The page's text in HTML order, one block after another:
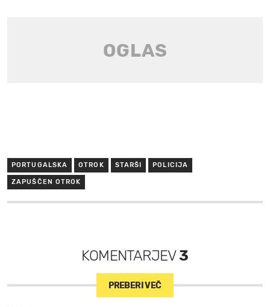
PORTUGALSKA OTROK STARŠI POLICIJA
ZAPUŠČEN OTROK
KOMENTARJEV3
PREBERI VEČ